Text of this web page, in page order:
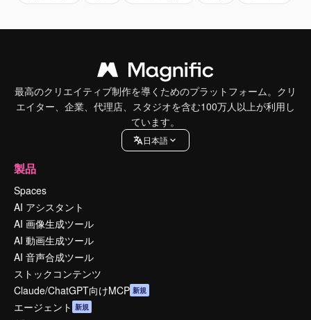
最高のクリエイティブ制作を導くためのプラットフォーム。クリ
エイター、企業、代理店、スタジオを含む100万人以上が利用し
ています。
日本語
製品
Spaces
AI アシスタント
AI 画像生成ツール
AI 動画生成ツール
AI 音声合成ツール
ストックコンテンツ
Claude/ChatGPT向けMCP 新規
エージェント 新規